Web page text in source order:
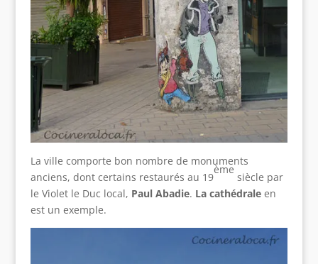
La ville comporte bon nombre de monuments
anciens, dont certains restaurés au 19
ème
siècle par
le Violet le Duc local, Paul Abadie. La cathédraleen
est un exemple.